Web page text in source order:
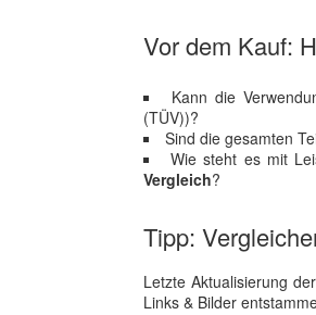
Vor dem Kauf:
Kann die
(TÜV))?
Sind die gesamten
Wie steht es mit
Vergleich?
Tipp:
Letzte Aktualisierung
Links & Bilder